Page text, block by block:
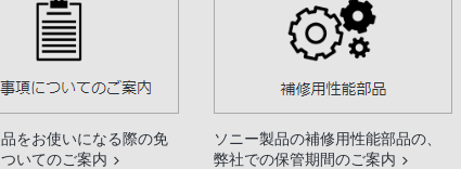
をお使いになる際の免
いてのご案内
ソニー製品の補修用性能部品の、
弊社での保管期間のご案内